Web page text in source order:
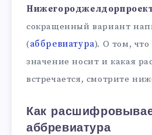
сокращенный вариант
(аббревиатура). О том, что
значение носит и какая
встречается, смотрите
Как
аббревиатура